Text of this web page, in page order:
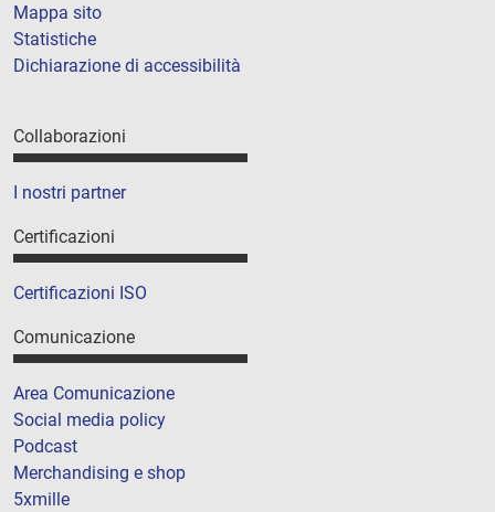
Mappa sito
Statistiche
Dichiarazione di accessibilità
Collaborazioni
I nostri partner
Certificazioni
Certificazioni ISO
Comunicazione
Area Comunicazione
Social media policy
Podcast
Merchandising e shop
5xmille